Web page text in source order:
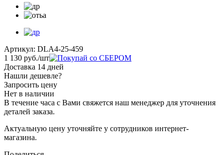
Артикул: DLA4-25-459
1 130 руб./шт
Доставка 14 дней
Нашли дешевле?
Запросить цену
Нет в наличии
В течение часа с Вами свяжется наш менеджер для уточнения
деталей заказа.
Актуальную цену уточняйте у сотрудников интернет-
магазина.